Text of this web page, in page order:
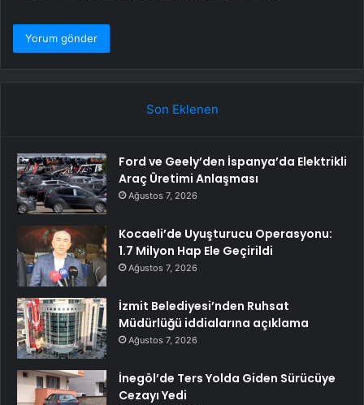
Son Eklenen
Ford ve Geely’den İspanya’da Elektrikli
Araç Üretimi Anlaşması
Ağustos 7, 2026
Kocaeli’de Uyuşturucu Operasyonu:
1.7 Milyon Hap Ele Geçirildi
Ağustos 7, 2026
İzmit Belediyesi’nden Ruhsat
Müdürlüğü iddialarına açıklama
Ağustos 7, 2026
İnegöl’de Ters Yolda Giden Sürücüye
Cezayı Yedi